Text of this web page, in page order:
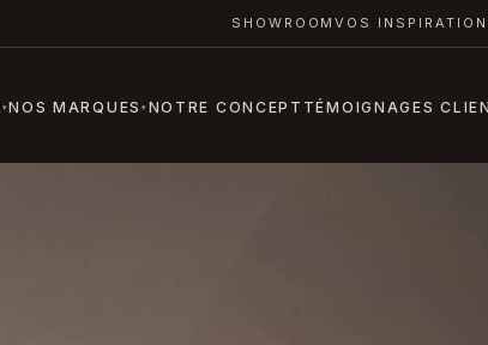
SHOWROOMVOS
▾NOS MARQUES ▾ NOTRE CONCEPT TÉMOIGNAGES